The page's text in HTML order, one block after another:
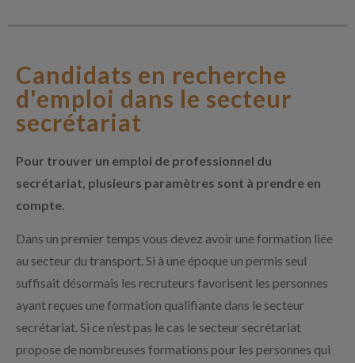
Candidats en recherche
d'emploi dans le secteur
secrétariat
Pour trouver un emploi de professionnel du
secrétariat, plusieurs paramètres sont à prendre en
compte.
Dans un premier temps vous devez avoir une formation liée
au secteur du transport. Si à une époque un permis seul
suffisait désormais les recruteurs favorisent les personnes
ayant reçues une formation qualifiante dans le secteur
secrétariat. Si ce n’est pas le cas le secteur secrétariat
propose de nombreuses formations pour les personnes qui